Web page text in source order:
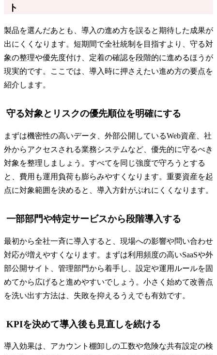
ト
製品を選んだあとも、導入の進め方を誤ると期待した成果が
出にくくなります。短期間で全社統制を目指すより、守る対
象の整理や優先度付け、定着の確認を段階的に進めるほうが
現実的です。ここでは、導入時に押さえたい進め方の要点を
紹介します。
守る対象とリスクの優先順位を明確にする
まずは機密性の高いデータ、外部公開しているWeb資産、社
外からアクセスされる業務システムなど、優先的に守るべき
対象を整理しましょう。すべてを同じ強度で守ろうとする
と、費用も運用負荷も膨らみやすくなります。重要資産を起
点に対象範囲を決めると、導入方針がぶれにくくなります。
一部部門や特定サービスから段階導入する
最初から全社一斉に導入すると、現場への影響や問い合わせ
対応が増えやすくなります。まずは利用頻度の高いSaaSや外
部公開サイト、管理部門から着手し、設定や運用ルールを固
めてから広げると進めやすいでしょう。小さく始めて改善点
を洗い出す方法は、失敗を抑えるうえでも有効です。
KPIを決めて導入後も見直しを続ける
導入効果は、アカウント棚卸しの工数や危険な共有設定の検